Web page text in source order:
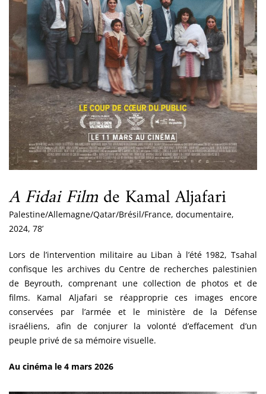
A Fidai Filmde Kamal Aljafari
Palestine/Allemagne/Qatar/Brésil/France, documentaire,
2024, 78’
Lors de l’intervention militaire au Liban à l’été 1982, Tsahal
confisque les archives du Centre de recherches palestinien
de Beyrouth, comprenant une collection de photos et de
films. Kamal Aljafari se réapproprie ces images encore
conservées par l’armée et le ministère de la Défense
israéliens, afin de conjurer la volonté d’effacement d’un
peuple privé de sa mémoire visuelle.
Au cinéma le 4 mars 2026